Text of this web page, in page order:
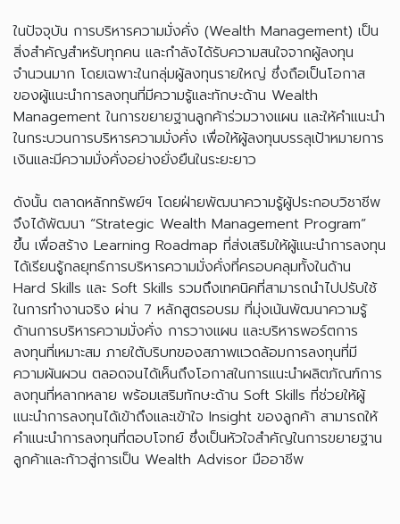
ในปัจจุบัน การบริหารความมั่งคั่ง (Wealth Management) เป็น
สิ่งสำคัญสำหรับทุกคน และกำลังได้รับความสนใจจากผู้ลงทุน
จำนวนมาก โดยเฉพาะในกลุ่มผู้ลงทุนรายใหญ่ ซึ่งถือเป็นโอกาส
ของผู้แนะนำการลงทุนที่มีความรู้และทักษะด้าน Wealth
Management ในการขยายฐานลูกค้าร่วมวางแผน และให้คำแนะนำ
ในกระบวนการบริหารความมั่งคั่ง เพื่อให้ผู้ลงทุนบรรลุเป้าหมายการ
เงินและมีความมั่งคั่งอย่างยั่งยืนในระยะยาว
ดังนั้น ตลาดหลักทรัพย์ฯ โดยฝ่ายพัฒนาความรู้ผู้ประกอบวิชาชีพ
จึงได้พัฒนา “Strategic Wealth Management Program”
ขึ้น เพื่อสร้าง Learning Roadmap ที่ส่งเสริมให้ผู้แนะนำการลงทุน
ได้เรียนรู้กลยุทธ์การบริหารความมั่งคั่งที่ครอบคลุมทั้งในด้าน
Hard Skills และ Soft Skills รวมถึงเทคนิคที่สามารถนำไปปรับใช้
ในการทำงานจริง ผ่าน 7 หลักสูตรอบรม ที่มุ่งเน้นพัฒนาความรู้
ด้านการบริหารความมั่งคั่ง การวางแผน และบริหารพอร์ตการ
ลงทุนที่เหมาะสม ภายใต้บริบทของสภาพแวดล้อมการลงทุนที่มี
ความผันผวน ตลอดจนได้เห็นถึงโอกาสในการแนะนำผลิตภัณฑ์การ
ลงทุนที่หลากหลาย พร้อมเสริมทักษะด้าน Soft Skills ที่ช่วยให้ผู้
แนะนำการลงทุนได้เข้าถึงและเข้าใจ Insight ของลูกค้า สามารถให้
คำแนะนำการลงทุนที่ตอบโจทย์ ซึ่งเป็นหัวใจสำคัญในการขยายฐาน
ลูกค้าและก้าวสู่การเป็น Wealth Advisor มืออาชีพ